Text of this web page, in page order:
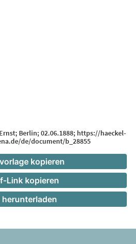
Berlin; 02.06.1888; https://haeckel-
de/document/b_28855
kopieren
Link kopieren
herunterladen